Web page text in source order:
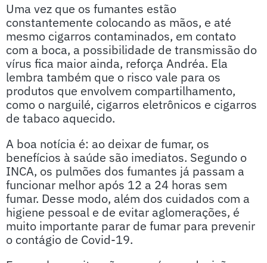
Uma vez que os fumantes estão
constantemente colocando as mãos, e até
mesmo cigarros contaminados, em contato
com a boca, a possibilidade de transmissão do
vírus fica maior ainda, reforça Andréa. Ela
lembra também que o risco vale para os
produtos que envolvem compartilhamento,
como o narguilé, cigarros eletrônicos e cigarros
de tabaco aquecido.
A boa notícia é: ao deixar de fumar, os
benefícios à saúde são imediatos. Segundo o
INCA, os pulmões dos fumantes já passam a
funcionar melhor após 12 a 24 horas sem
fumar. Desse modo, além dos cuidados com a
higiene pessoal e de evitar aglomerações, é
muito importante parar de fumar para prevenir
o contágio de Covid-19.